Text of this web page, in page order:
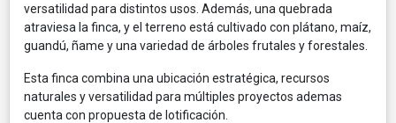
versatilidad para distintos usos. Además, una quebrada
atraviesa la finca, y el terreno está cultivado con plátano, maíz,
guandú, ñame y una variedad de árboles frutales y forestales.
Esta finca combina una ubicación estratégica, recursos
naturales y versatilidad para múltiples proyectos ademas
cuenta con propuesta de lotificación.